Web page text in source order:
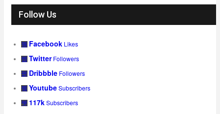
Follow Us
Facebook Likes
Twitter Followers
Dribbble Followers
YoutubeSubscribers
117kSubscribers